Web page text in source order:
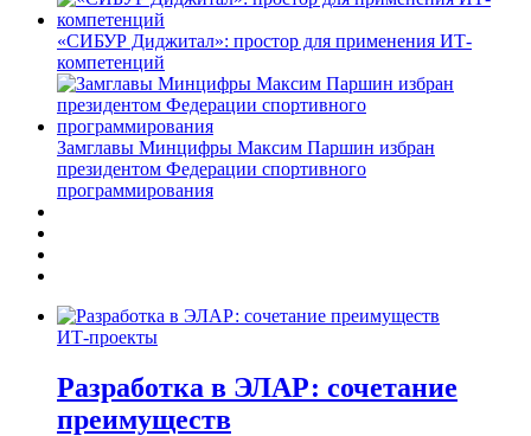
«СИБУР Диджитал»: простор для применения ИТ-
компетенций
Замглавы Минцифры Максим Паршин избран
президентом Федерации спортивного
программирования
ИТ-проекты
Разработка в ЭЛАР: сочетание
преимуществ